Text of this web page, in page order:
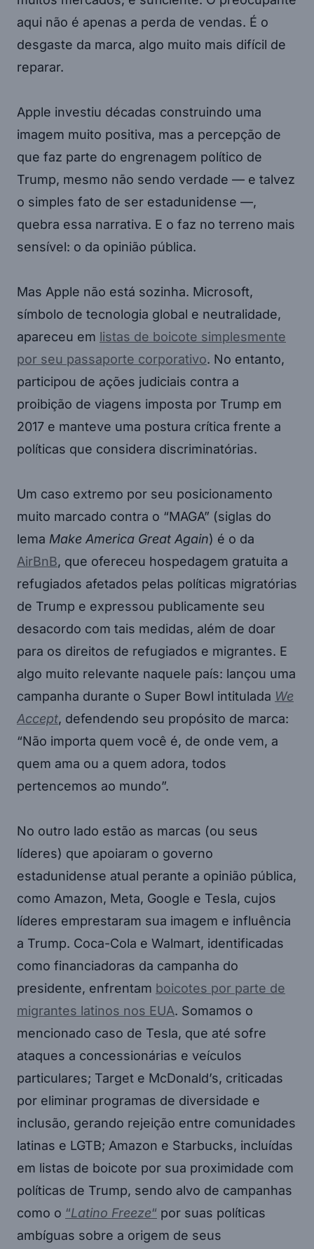
aqui não é apenas a perda de vendas. É o
desgaste da marca, algo muito mais difícil de
reparar.
Apple investiu décadas construindo uma
imagem muito positiva, mas a percepção de
que faz parte do engrenagem político de
Trump, mesmo não sendo verdade — e talvez
o simples fato de ser estadunidense —,
quebra essa narrativa. E o faz no terreno mais
sensível: o da opinião pública.
Mas Apple não está sozinha. Microsoft,
símbolo de tecnologia global e neutralidade,
apareceu em listas de boicote simplesmente
por seu passaporte corporativo. No entanto,
participou de ações judiciais contra a
proibição de viagens imposta por Trump em
2017 e manteve uma postura crítica frente a
políticas que considera discriminatórias.
Um caso extremo por seu posicionamento
muito marcado contra o “MAGA” (siglas do
lema Make America Great Again) é o da
AirBnB, que ofereceu hospedagem gratuita a
refugiados afetados pelas políticas migratórias
de Trump e expressou publicamente seu
desacordo com tais medidas, além de doar
para os direitos de refugiados e migrantes. E
algo muito relevante naquele país: lançou uma
campanha durante o Super Bowl intitulada We
Accept, defendendo seu propósito de marca:
“Não importa quem você é, de onde vem, a
quem ama ou a quem adora, todos
pertencemos ao mundo”.
No outro lado estão as marcas (ou seus
líderes) que apoiaram o governo
estadunidense atual perante a opinião pública,
como Amazon, Meta, Google e Tesla, cujos
líderes emprestaram sua imagem e influência
a Trump. Coca-Cola e Walmart, identificadas
como financiadoras da campanha do
presidente, enfrentam boicotes por parte de
migrantes latinos nos EUA. Somamos o
mencionado caso de Tesla, que até sofre
ataques a concessionárias e veículos
particulares; Target e McDonald’s, criticadas
por eliminar programas de diversidade e
inclusão, gerando rejeição entre comunidades
latinas e LGTB; Amazon e Starbucks, incluídas
em listas de boicote por sua proximidade com
políticas de Trump, sendo alvo de campanhas
como o “Latino Freeze“ por suas políticas
ambíguas sobre a origem de seus